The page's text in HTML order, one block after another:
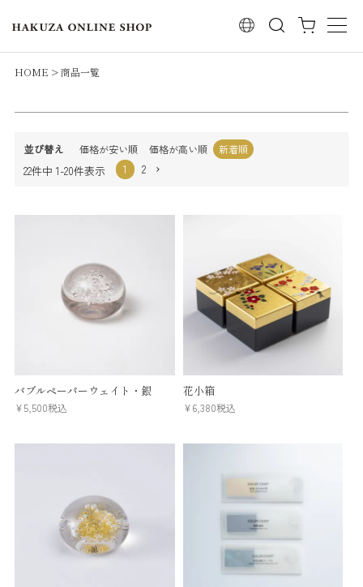
検索
HOME 商品一覧
キーワードヒット順
並び替え 価格が安い順 価格が高い順 新着順
22件中 1-20件表示 1 2
バブルペーパーウェイト・銀
¥5,500税込
花小箱
¥6,380税込